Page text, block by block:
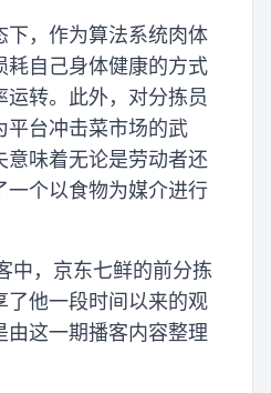
下，作为算法系统肉体
耗自己身体健康的方式
转。此外，对分拣员
平台冲击菜市场的武
意味着无论是劳动者还
一个以食物为媒介进行
中，京东七鲜的前分拣
了他一段时间以来的观
由这一期播客内容整理